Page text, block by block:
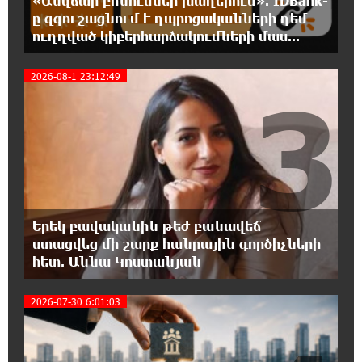
18:27:27 5-08-2026
Սիրո, ազատության ու պարտքի մասին՝
քաղաքականությամբ. Մենուա Սողոմոնյան
18:21:07 5-08-2026
Հանձնվել թուրքական ողորմածությա՞նը,
թե՞ պայքարել մինչև վերջ. ընտրի´ր
պայքարը. Ավետիք Չալաբյանի ուղերձը կալանավայրից
18:16:33 5-08-2026
Ազգային ժողովը լեգիտիմ չէ, քանի որ
իշխանությունը կեղծել է ընտրությունները.
Ցոլակ Ակոպյան
18:11:05 5-08-2026
Մեր երկրում իշխանության և ընդդիմության
անվերջանալի պայքարի մեջ տուժում է
ը զգուշացնում է դպրոցականների դեմ
ուղղված կիբերհարձակումների մաս...
2026-08-1 23:12:49
Երեկ բավականին թեժ բանավեճ
ստացվեց մի շարք հանրային գործիչների
հետ. Աննա Կոստանյան
3
2026-07-30 6:01:03